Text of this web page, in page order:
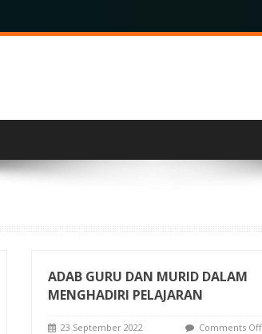
ADAB GURU DAN MURID DALAM
MENGHADIRI PELAJARAN
23 September 2022 Comments Off